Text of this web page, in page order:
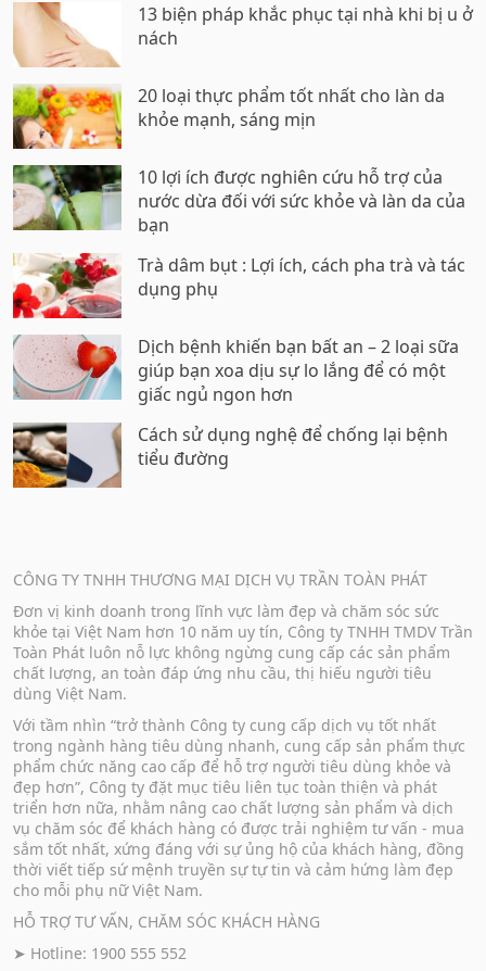
13 biện pháp khắc phục tại nhà khi bị u ở
nách
20 loại thực phẩm tốt nhất cho làn da
khỏe mạnh, sáng mịn
10 lợi ích được nghiên cứu hỗ trợ của
nước dừa đối với sức khỏe và làn da của
bạn
Trà dâm bụt : Lợi ích, cách pha trà và tác
dụng phụ
Dịch bệnh khiến bạn bất an – 2 loại sữa
giúp bạn xoa dịu sự lo lắng để có một
giấc ngủ ngon hơn
Cách sử dụng nghệ để chống lại bệnh
tiểu đường
CÔNG TY TNHH THƯƠNG MẠI DỊCH VỤ TRẦN TOÀN PHÁT
Đơn vị kinh doanh trong lĩnh vực làm đẹp và chăm sóc sức
khỏe tại Việt Nam hơn 10 năm uy tín, Công ty TNHH TMDV Trần
Toàn Phát luôn nỗ lực không ngừng cung cấp các sản phẩm
chất lượng, an toàn đáp ứng nhu cầu, thị hiếu người tiêu
dùng Việt Nam.
Với tầm nhìn “trở thành Công ty cung cấp dịch vụ tốt nhất
trong ngành hàng tiêu dùng nhanh, cung cấp sản phẩm thực
phẩm chức năng cao cấp để hỗ trợ người tiêu dùng khỏe và
đẹp hơn”, Công ty đặt mục tiêu liên tục toàn thiện và phát
triển hơn nữa, nhằm nâng cao chất lượng sản phẩm và dịch
vụ chăm sóc để khách hàng có được trải nghiệm tư vấn - mua
sắm tốt nhất, xứng đáng với sự ủng hộ của khách hàng, đồng
thời viết tiếp sứ mệnh truyền sự tự tin và cảm hứng làm đẹp
cho mỗi phụ nữ Việt Nam.
HỖ TRỢ TƯ VẤN, CHĂM SÓC KHÁCH HÀNG
➤ Hotline: 1900 555 552